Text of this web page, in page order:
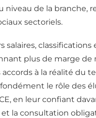
de la branche,
sectoriels.
salaires, classifications
plus de marge
à la réalité du
le rôle des
en leur confiant
la consultation